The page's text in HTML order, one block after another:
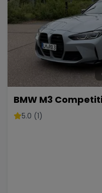
BMW M3
Sportlimousine
5.0 (1)